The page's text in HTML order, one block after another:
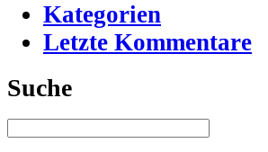
Kategorien
Letzte Kommentare
Suche